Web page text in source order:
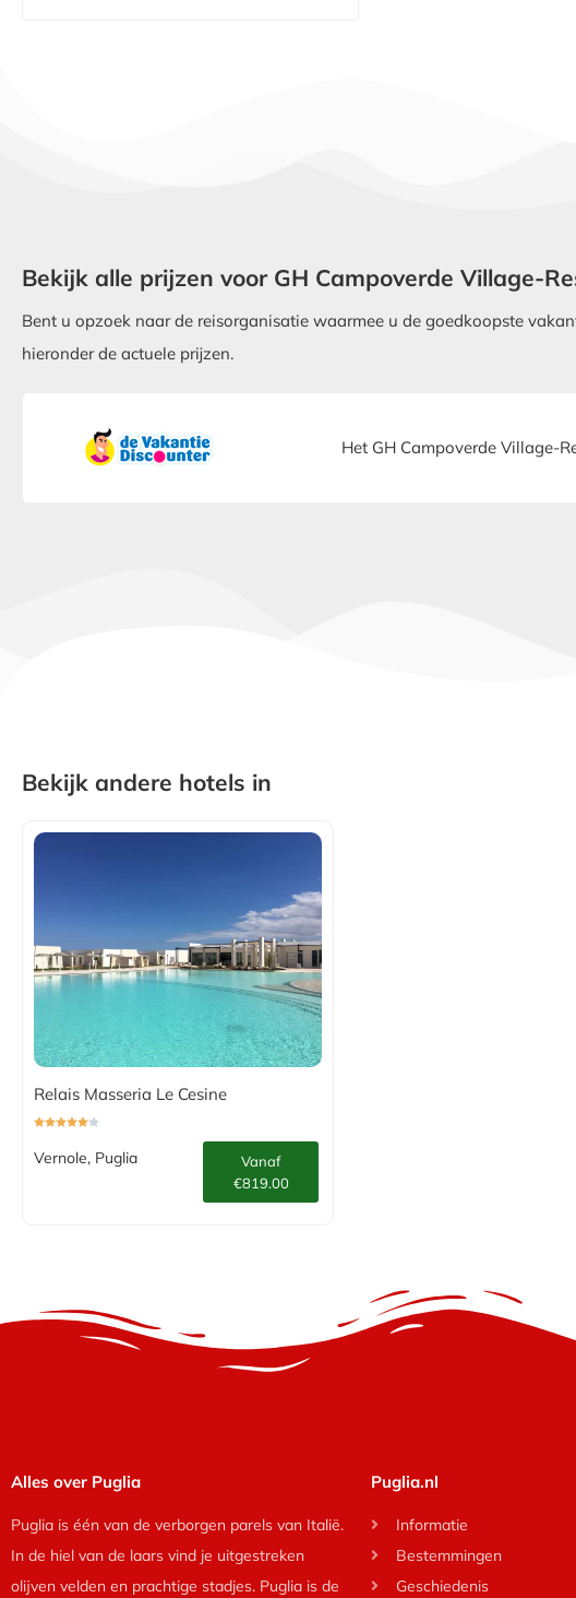
Bekijk alle prijzen voor GH Campoverde Village-
Bent u opzoek naar de reisorganisatie waarmee u de goedkoopste
hieronder de actuele prijzen.
Het GH Campoverde Village-
Bekijk andere hotels in
Relais Masseria Le Cesine
Vernole, Puglia
Vanaf
€819.00
Alles over Puglia
Puglia is één van de verborgen parels van Italië.
In de hiel van de laars vind je uitgestreken
olijven velden en prachtige stadjes. Puglia is de
Puglia.nl
Informatie
Bestemmingen
Geschiedenis